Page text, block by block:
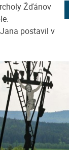
Žďánov
postavil v